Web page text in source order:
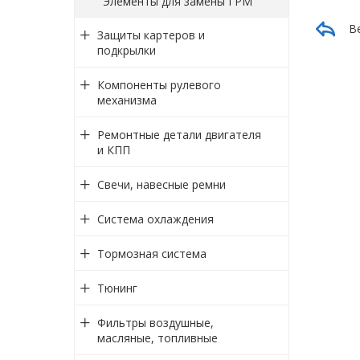
Защиты картеров и
подкрылки
Компоненты рулевого
механизма
Ремонтные детали двигателя
и КПП
Свечи, навесные ремни
Система охлаждения
Тормозная система
Тюнинг
Фильтры воздушные,
масляные, топливные